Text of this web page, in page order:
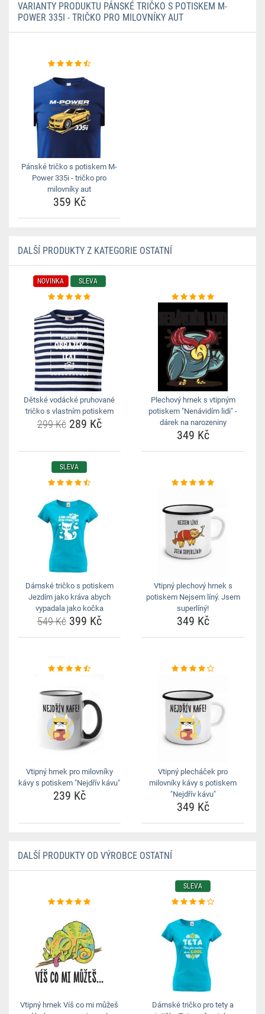
VARIANTY PRODUKTU PÁNSKÉ TRIČKO S POTISKEM M-
POWER 335I - TRIČKO PRO MILOVNÍKY AUT
Pánské tričko s potiskem M-
Power 335i - tričko pro
milovníky aut
359 Kč
DALŠÍ PRODUKTY Z KATEGORIE OSTATNÍ
NOVINKA SLEVA
Dětské vodácké pruhované
tričko s vlastním potiskem
299 Kč289 Kč
Plechový hrnek s vtipným
potiskem "Nenávidím lidi" -
dárek na narozeniny
349 Kč
SLEVA
Dámské tričko s potiskem
Jezdím jako kráva abych
vypadala jako kočka
549 Kč399 Kč
Vtipný plechový hrnek s
potiskem Nejsem líný. Jsem
superlíný!
349 Kč
Vtipný hrnek pro milovníky
kávy s potiskem "Nejdřív kávu"
239 Kč
Vtipný plecháček pro
milovníky kávy s potiskem
"Nejdřív kávu"
349 Kč
DALŠÍ PRODUKTY OD VÝROBCE OSTATNÍ
Vtipný hrnek Víš co mi můžeš
SLEVA
Dámské tričko pro tety a